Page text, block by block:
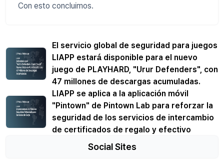
Con esto concluimos.
El servicio global de seguridad para juegos
LIAPP estará disponible para el nuevo
juego de PLAYHARD, "Urur Defenders", con
47 millones de descargas acumuladas.
LIAPP se aplica a la aplicación móvil
"Pintown" de Pintown Lab para reforzar la
seguridad de los servicios de intercambio
de certificados de regalo y efectivo
Social Sites